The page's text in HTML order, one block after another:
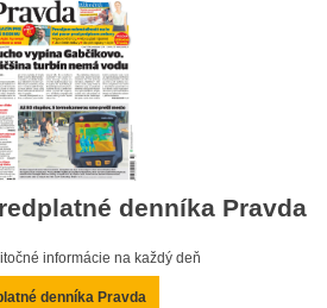
denníka Pravda
informácie na každý deň
denníka Pravda